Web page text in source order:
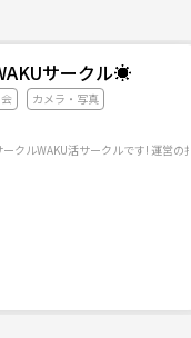
サークル☀️
カメラ・写真